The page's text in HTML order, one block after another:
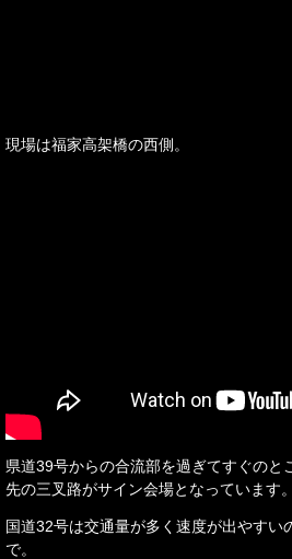
現場は福家高架橋の西側。
県道39号からの合流部を過ぎてすぐのと
先の三叉路がサイン会場となっています。
国道32号は交通量が多く速度が出やすい
で。